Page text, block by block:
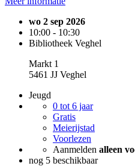
wo 2 sep 2026
10:00 - 10:30
Bibliotheek Veghel
Markt 1
5461 JJ Veghel
Jeugd
0 tot 6 jaar
Gratis
Meierijstad
Voorlezen
Aanmelden alleen
nog 5 beschikbaar